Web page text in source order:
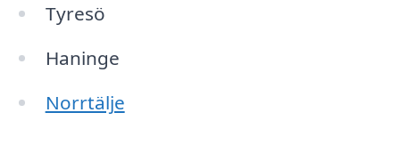
Tyresö
Haninge
Norrtälje